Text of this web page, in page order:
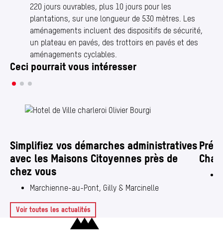
220 jours ouvrables, plus 10 jours pour les
plantations, sur une longueur de 530 mètres. Les
aménagements incluent des dispositifs de sécurité,
un plateau en pavés, des trottoirs en pavés et des
aménagements cyclables.
Ceci pourrait vous intéresser
Simplifiez vos démarches administratives
avec les Maisons Citoyennes près de
chez vous
Marchienne-au-Pont, Gilly & Marcinelle
Voir toutes les actualités